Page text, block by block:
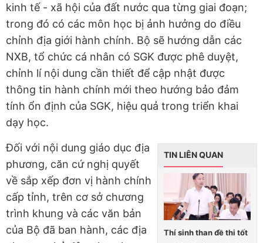
kinh tế - xã hội của đất nước qua từng giai đoạn;
trong đó có các môn học bị ảnh hưởng do điều
chỉnh địa giới hành chính. Bộ sẽ hướng dẫn các
NXB, tổ chức cá nhân có SGK được phê duyệt,
chỉnh lí nội dung cần thiết để cập nhật được
thông tin hành chính mới theo hướng bảo đảm
tính ổn định của SGK, hiệu quả trong triển khai
dạy học.
TIN LIÊN QUAN
Thí sinh than đề thi tốt
Đối với nội dung giáo dục địa
phương, căn cứ nghị quyết
về sắp xếp đơn vị hành chính
cấp tỉnh, trên cơ sở chương
trình khung và các văn bản
của Bộ đã ban hành, các địa